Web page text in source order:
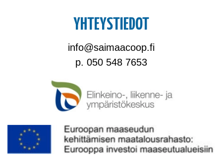
YHTEYSTIEDOT
info@saimaacoop.fi
p. 050 548 7653